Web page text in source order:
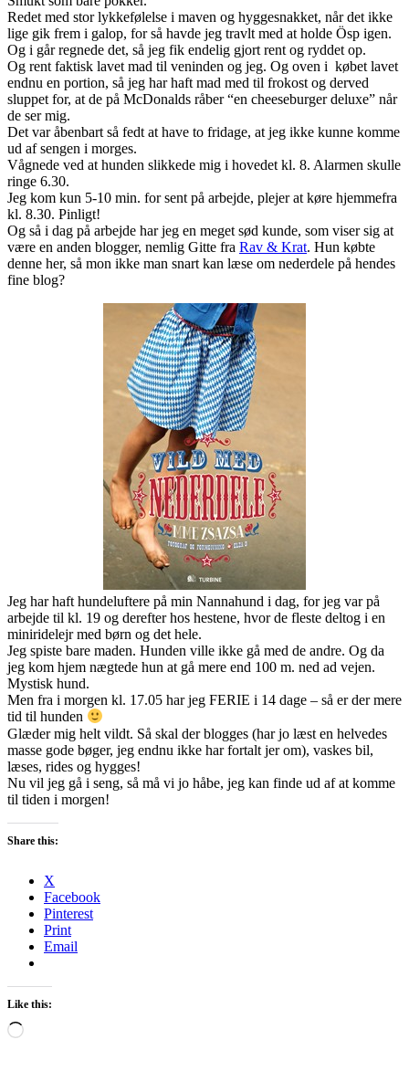
Redet med stor lykkefølelse i maven og hyggesnakket, når det ikke
lige gik frem i galop, for så havde jeg travlt med at holde Ösp igen.
Og i går regnede det, så jeg fik endelig gjort rent og ryddet op.
Og rent faktisk lavet mad til veninden og jeg. Og oven i købet lavet
endnu en portion, så jeg har haft mad med til frokost og derved
sluppet for, at de på McDonalds råber “en cheeseburger deluxe” når
de ser mig.
Det var åbenbart så fedt at have to fridage, at jeg ikke kunne komme
ud af sengen i morges.
Vågnede ved at hunden slikkede mig i hovedet kl. 8. Alarmen skulle
ringe 6.30.
Jeg kom kun 5-10 min. for sent på arbejde, plejer at køre hjemmefra
kl. 8.30. Pinligt!
Og så i dag på arbejde har jeg en meget sød kunde, som viser sig at
være en anden blogger, nemlig Gitte fra Rav & Krat. Hun købte
denne her, så mon ikke man snart kan læse om nederdele på hendes
fine blog?
Jeg har haft hundeluftere på min Nannahund i dag, for jeg var på
arbejde til kl. 19 og derefter hos hestene, hvor de fleste deltog i en
miniridelejr med børn og det hele.
Jeg spiste bare maden. Hunden ville ikke gå med de andre. Og da
jeg kom hjem nægtede hun at gå mere end 100 m. ned ad vejen.
Mystisk hund.
Men fra i morgen kl. 17.05 har jeg FERIE i 14 dage – så er der mere
tid til hunden
Glæder mig helt vildt. Så skal der blogges (har jo læst en helvedes
masse gode bøger, jeg endnu ikke har fortalt jer om), vaskes bil,
læses, rides og hygges!
Nu vil jeg gå i seng, så må vi jo håbe, jeg kan finde ud af at komme
til tiden i morgen!
Share this:
X
Facebook
Pinterest
Print
Email
Like this:
Loading…